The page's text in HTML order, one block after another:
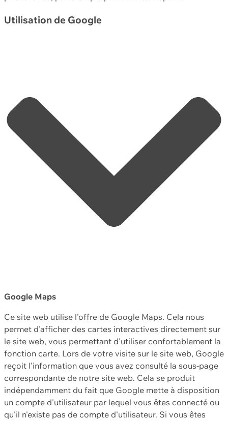
Utilisation de Google
Google Maps
Ce site web utilise l'offre de Google Maps. Cela nous
permet d'afficher des cartes interactives directement sur
le site web, vous permettant d'utiliser confortablement la
fonction carte. Lors de votre visite sur le site web, Google
reçoit l'information que vous avez consulté la sous-page
correspondante de notre site web. Cela se produit
indépendamment du fait que Google mette à disposition
un compte d'utilisateur par lequel vous êtes connecté ou
qu'il n'existe pas de compte d'utilisateur. Si vous êtes